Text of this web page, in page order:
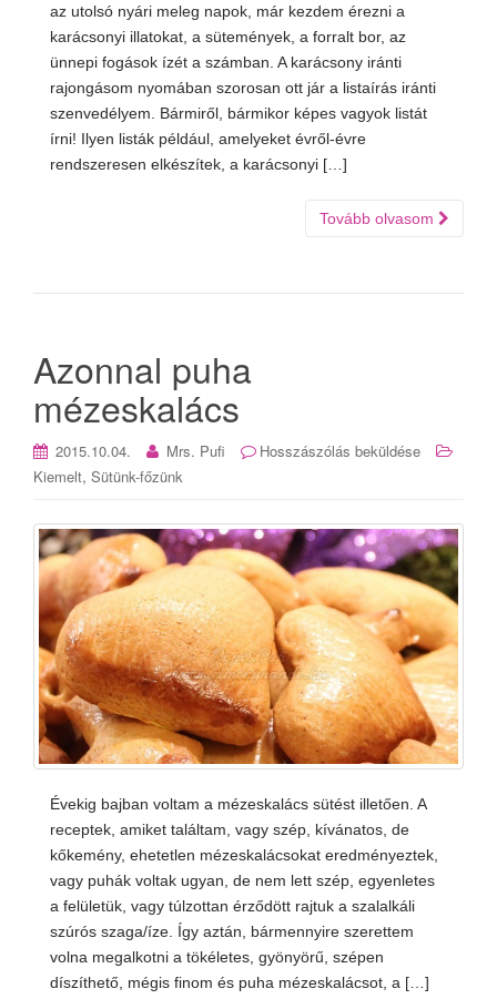
az utolsó nyári meleg napok, már kezdem érezni a
karácsonyi illatokat, a sütemények, a forralt bor, az
ünnepi fogások ízét a számban. A karácsony iránti
rajongásom nyomában szorosan ott jár a listaírás iránti
szenvedélyem. Bármiről, bármikor képes vagyok listát
írni! Ilyen listák például, amelyeket évről-évre
rendszeresen elkészítek, a karácsonyi […]
Tovább olvasom
Azonnal puha
mézeskalács
2015.10.04. Mrs. Pufi
Hosszászólás beküldése
Kiemelt, Sütünk-főzünk
Évekig bajban voltam a mézeskalács sütést illetően. A
receptek, amiket találtam, vagy szép, kívánatos, de
kőkemény, ehetetlen mézeskalácsokat eredményeztek,
vagy puhák voltak ugyan, de nem lett szép, egyenletes
a felületük, vagy túlzottan érződött rajtuk a szalalkáli
szúrós szaga/íze. Így aztán, bármennyire szerettem
volna megalkotni a tökéletes, gyönyörű, szépen
díszíthető, mégis finom és puha mézeskalácsot, a […]